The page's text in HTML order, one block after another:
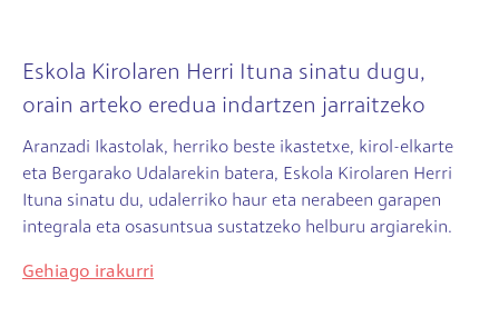
Eskola Kirolaren Herri Ituna sinatu dugu,
orain arteko eredua indartzen jarraitzeko
Aranzadi Ikastolak, herriko beste ikastetxe, kirol-elkarte
eta Bergarako Udalarekin batera, Eskola Kirolaren Herri
Ituna sinatu du, udalerriko haur eta nerabeen garapen
integrala eta osasuntsua sustatzeko helburu argiarekin.
Gehiago irakurri